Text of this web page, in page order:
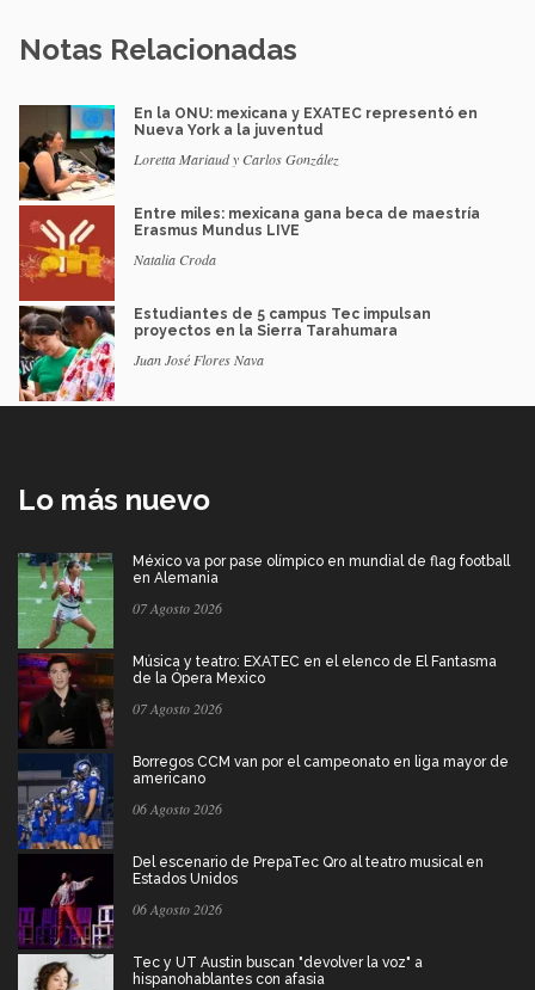
Notas Relacionadas
En la ONU: mexicana y EXATEC representó en
Nueva York a la juventud
Loretta Mariaud y Carlos González
Entre miles: mexicana gana beca de maestría
Erasmus Mundus LIVE
Natalia Croda
Estudiantes de 5 campus Tec impulsan
proyectos en la Sierra Tarahumara
Juan José Flores Nava
Lo más nuevo
México va por pase olímpico en mundial de flag football
en Alemania
07 Agosto 2026
Música y teatro: EXATEC en el elenco de El Fantasma
de la Ópera Mexico
07 Agosto 2026
Borregos CCM van por el campeonato en liga mayor de
americano
06 Agosto 2026
Del escenario de PrepaTec Qro al teatro musical en
Estados Unidos
06 Agosto 2026
Tec y UT Austin buscan "devolver la voz" a
hispanohablantes con afasia